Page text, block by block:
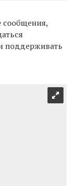
сообщения,
поддерживать